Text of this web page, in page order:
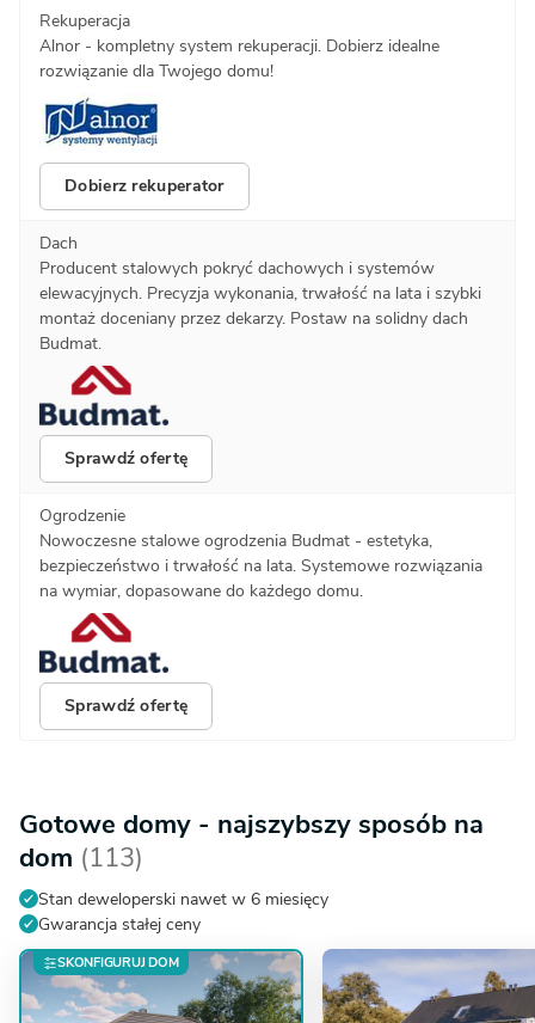
Rekuperacja
Alnor - kompletny system rekuperacji. Dobierz idealne
rozwiązanie dla Twojego domu!
Dobierz rekuperator
Dach
Producent stalowych pokryć dachowych i systemów
elewacyjnych. Precyzja wykonania, trwałość na lata i szybki
montaż doceniany przez dekarzy. Postaw na solidny dach
Budmat.
Sprawdź ofertę
Ogrodzenie
Nowoczesne stalowe ogrodzenia Budmat - estetyka,
bezpieczeństwo i trwałość na lata. Systemowe rozwiązania
na wymiar, dopasowane do każdego domu.
Sprawdź ofertę
Gotowe domy - najszybszy sposób na
dom (113)
Stan deweloperski nawet w 6 miesięcy
Gwarancja stałej ceny
SKONFIGURUJ DOM